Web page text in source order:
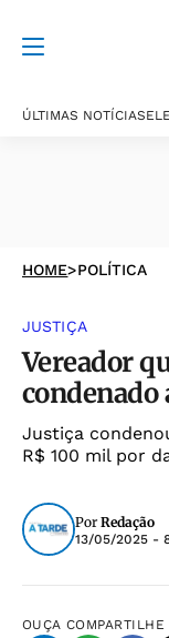
ÚLTIMAS NOTÍCIAS
HOME>POLÍTICA
JUSTIÇA
Vereador
condenado
Justiça
R$ 100 mil por
Por Redação
13/05/2025 -
OUÇA COMPARTILHE